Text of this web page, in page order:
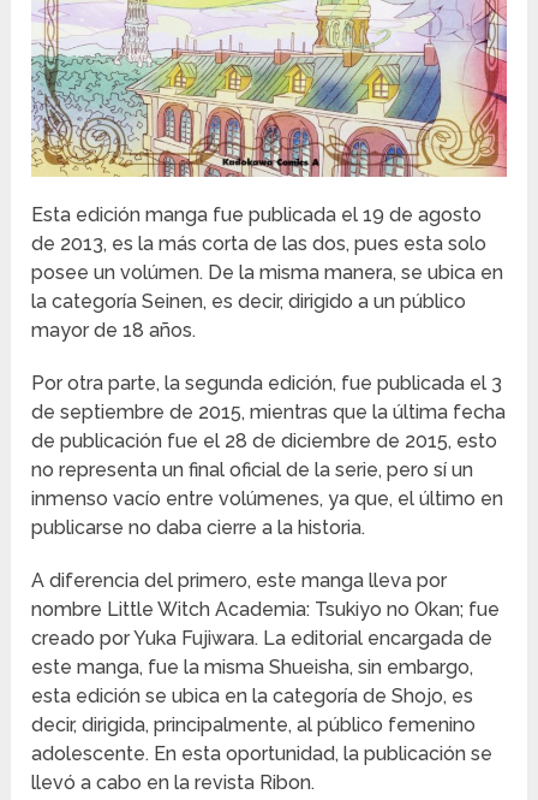
Esta edición manga fue publicada el 19 de agosto
de 2013, es la más corta de las dos, pues esta solo
posee un volúmen. De la misma manera, se ubica en
la categoría Seinen, es decir, dirigido a un público
mayor de 18 años.
Por otra parte, la segunda edición, fue publicada el 3
de septiembre de 2015, mientras que la última fecha
de publicación fue el 28 de diciembre de 2015, esto
no representa un final oficial de la serie, pero sí un
inmenso vacío entre volúmenes, ya que, el último en
publicarse no daba cierre a la historia.
A diferencia del primero, este manga lleva por
nombre Little Witch Academia: Tsukiyo no Okan; fue
creado por Yuka Fujiwara. La editorial encargada de
este manga, fue la misma Shueisha, sin embargo,
esta edición se ubica en la categoría de Shojo, es
decir, dirigida, principalmente, al público femenino
adolescente. En esta oportunidad, la publicación se
llevó a cabo en la revista Ribon.